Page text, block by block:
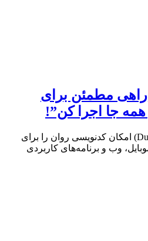
مطمئن برای
همه جا اجرا کن”!
دوک‌اسکريپت (Dukescript) امکان کدنویسی روان را برای
وب و برنامه‌های کاربردی